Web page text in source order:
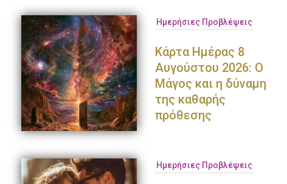
Ημερήσιες Προβλέψεις
Κάρτα Ημέρας 8
Αυγούστου 2026: Ο
Μάγος και η δύναμη
της καθαρής
πρόθεσης
Ημερήσιες Προβλέψεις